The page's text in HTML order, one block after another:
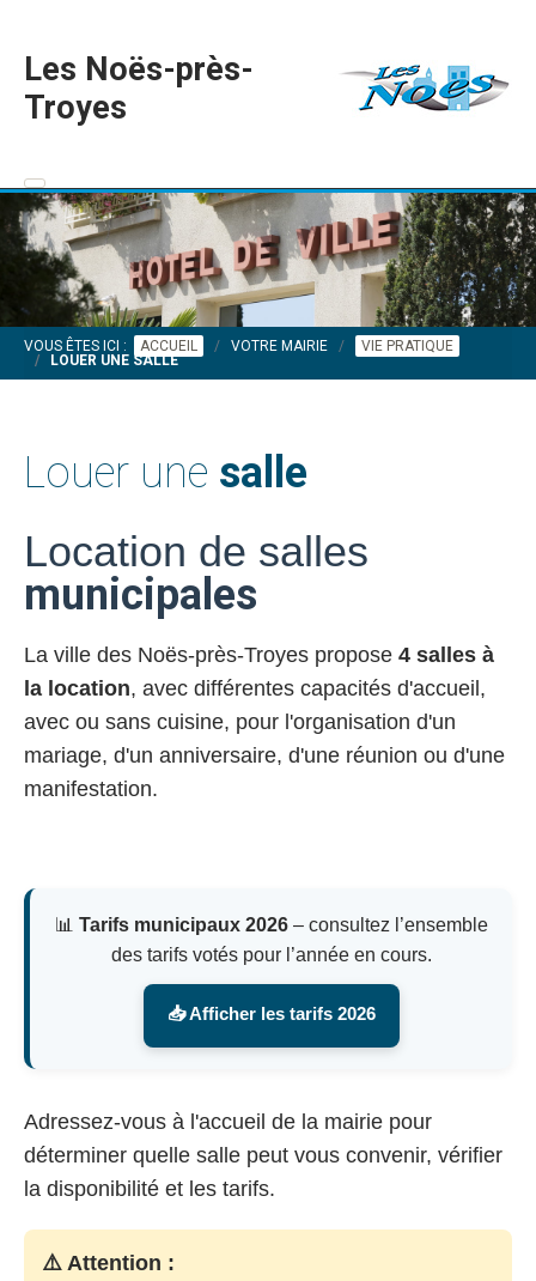
Les Noës-près-
Troyes
VOUS ÊTES ICI : ACCUEIL VOTRE MAIRIE
VIE PRATIQUE
LOUER UNE SALLE
Louer une salle
Location de salles
municipales
La ville des Noës-près-Troyes propose 4 salles à
la location, avec différentes capacités d'accueil,
avec ou sans cuisine, pour l'organisation d'un
mariage, d'un anniversaire, d'une réunion ou d'une
manifestation.
📊 Tarifs municipaux 2026– consultez l’ensemble
des tarifs votés pour l’année en cours.
📥 Afficher les tarifs 2026
Adressez-vous à l'accueil de la mairie pour
déterminer quelle salle peut vous convenir, vérifier
la disponibilité et les tarifs.
⚠️ Attention :